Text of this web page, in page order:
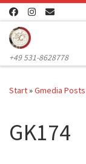
Zum Inhalt springen
+49 531-8628778
Start»Gmedia Posts
GK174